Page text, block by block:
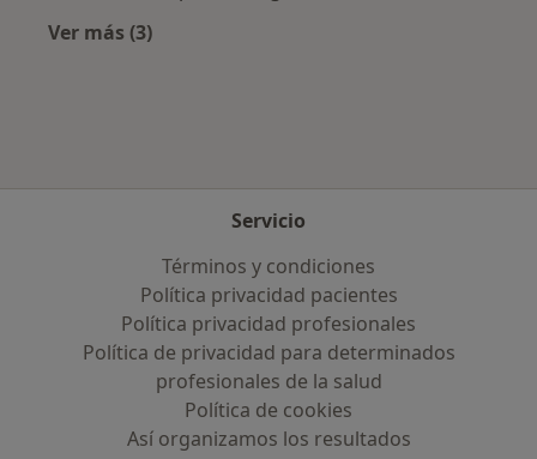
Ver más (3)
Servicio
Términos y condiciones
Política privacidad pacientes
Política privacidad profesionales
Política de privacidad para determinados
profesionales de la salud
Política de cookies
Así organizamos los resultados